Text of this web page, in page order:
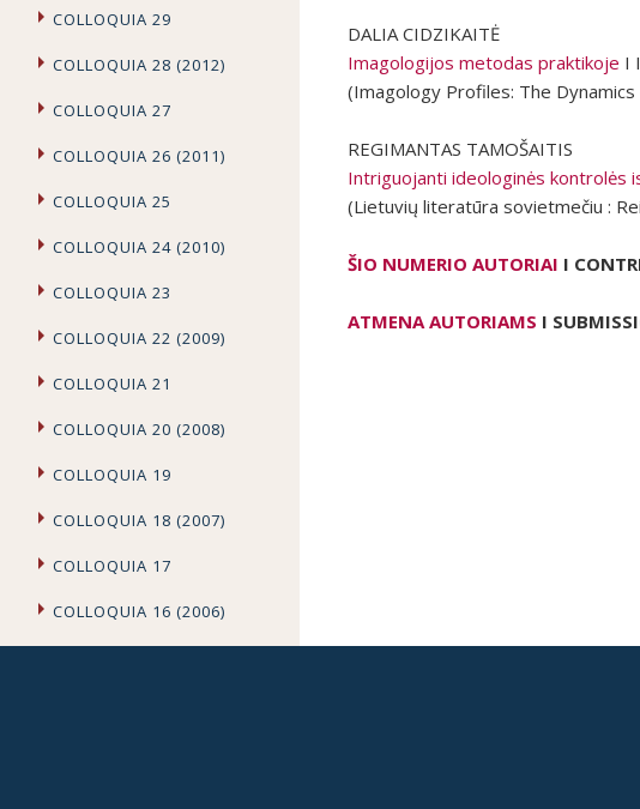
COLLOQUIA 29
COLLOQUIA 28 (2012)
COLLOQUIA 27
COLLOQUIA 26 (2011)
COLLOQUIA 25
COLLOQUIA 24 (2010)
COLLOQUIA 23
COLLOQUIA 22 (2009)
COLLOQUIA 21
COLLOQUIA 20 (2008)
COLLOQUIA 19
COLLOQUIA 18 (2007)
COLLOQUIA 17
COLLOQUIA 16 (2006)
DALIA CIDZIKAITĖ
Imagologijos metodas praktikoje I
(Imagology Profiles: The
REGIMANTAS TAMOŠAITIS
Intriguojanti ideologinės kontrolės
(Lietuvių literatūra sovietmečiu :
ŠIO NUMERIO AUTORIAI I
ATMENA AUTORIAMS I